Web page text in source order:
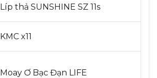
Líp thả SUNSHINE SZ 11s
KMC x11
Moay Ơ Bạc Đạn LIFE